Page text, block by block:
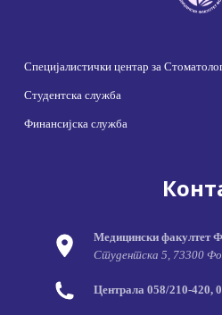
Специјалистички центар за
Студентска служба
Финансијска служба
Медицински факултет
Студентска 5, 73300
Централа 058/210-420,